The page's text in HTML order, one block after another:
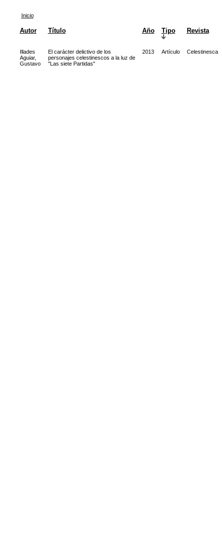
Inicio
Autor Título Año Tipo Revista
Illades
Aguiar,
Gustavo
El carácter delictivo de los
personajes celestinescos a la luz de
"Las siete Partidas"
2013 Artículo Celestinesca